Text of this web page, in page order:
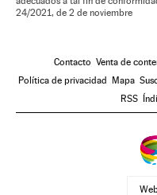
24/2021, de 2 de noviembre
Contacto Venta de
Política de privacidad Mapa
RSS